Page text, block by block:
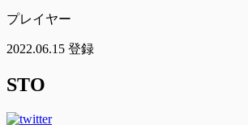
プレイヤー
2022.06.15 登録
STO